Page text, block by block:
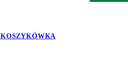
KOSZYKÓWKA